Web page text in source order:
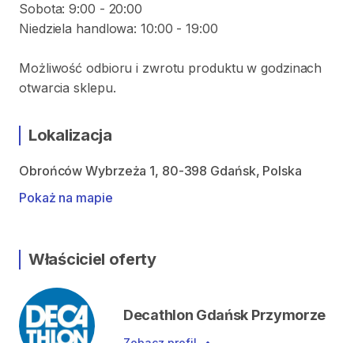
Sobota: 9:00 - 20:00
Niedziela handlowa: 10:00 - 19:00
Możliwość odbioru i zwrotu produktu w godzinach
otwarcia sklepu.
Lokalizacja
Obrońców Wybrzeża 1, 80-398 Gdańsk, Polska
Pokaż na mapie
Właściciel oferty
Decathlon Gdańsk Przymorze